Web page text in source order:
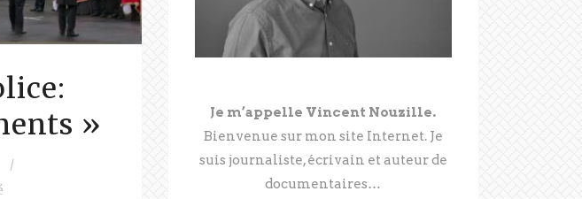
»
/
Je m’appelle Vincent Nouzille.
Bienvenue sur mon site Internet. Je
suis journaliste, écrivain et auteur de
documentaires…